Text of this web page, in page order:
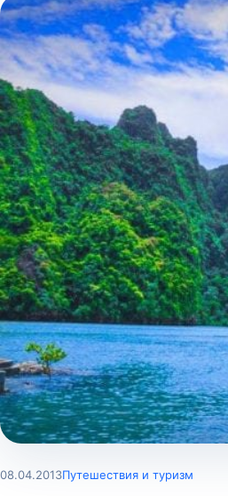
08.04.2013Путешествия и туризм